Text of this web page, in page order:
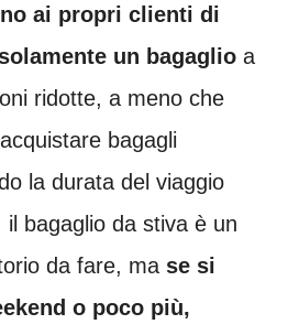
ai propri clienti di
un bagaglio a
ridotte, a meno che
bagagli
la durata del viaggio
bagaglio da stiva è un
da fare, ma se si
o poco più,